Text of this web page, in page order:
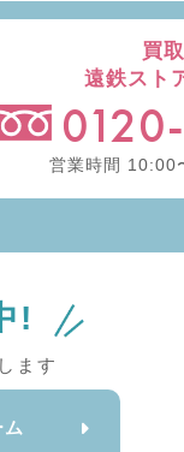
買
遠鉄スト
営業時間 10:00
!
ます